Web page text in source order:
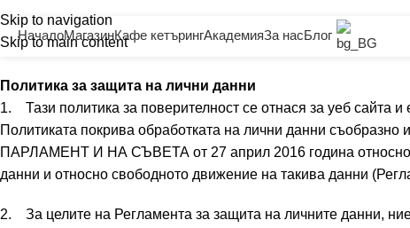
Skip to navigation
Skip to main content
НачалоМагазинКафе кетърингАкадемияЗа насБлог
Политика за поверителност
Политика за защита на лични данни
1. Тази политика за поверителност се отнася за уеб сайта
Политиката покрива обработката на лични данни
ПАРЛАМЕНТ И НА СЪВЕТА от 27 април 2016 година относно
данни и относно свободното движение на такива данни
2. За целите на Регламента за защита на личните данни,